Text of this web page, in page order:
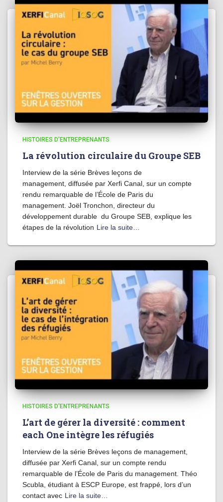
HISTOIRES D'ENTREPRENANTS
La révolution circulaire du Groupe SEB
Interview de la série Brèves leçons de
management, diffusée par Xerfi Canal, sur un compte
rendu remarquable de l’École de Paris du
management. Joël Tronchon, directeur du
développement durable du Groupe SEB, explique les
étapes de la révolution Lire la suite…
HISTOIRES D'ENTREPRENANTS
L’art de gérer la diversité : comment
each One intègre les réfugiés
Interview de la série Brèves leçons de management,
diffusée par Xerfi Canal, sur un compte rendu
remarquable de l’École de Paris du management. Théo
Scubla, étudiant à ESCP Europe, est frappé, lors d’un
contact avec Lire la suite…